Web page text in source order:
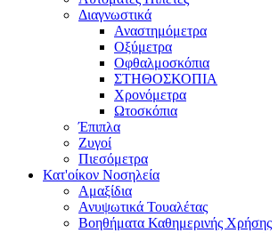
Διαγνωστικά
Αναστημόμετρα
Οξύμετρα
Οφθαλμοσκόπια
ΣΤΗΘΟΣΚΟΠΙΑ
Χρονόμετρα
Ωτοσκόπια
Έπιπλα
Ζυγοί
Πιεσόμετρα
Κατ'οίκον Νοσηλεία
Αμαξίδια
Ανυψωτικά Τουαλέτας
Βοηθήματα Καθημερινής Χρήσης